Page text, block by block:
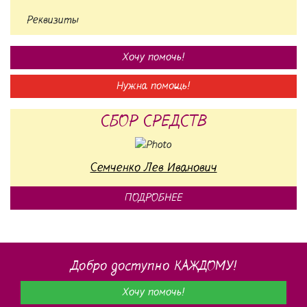
Реквизиты
Хочу помочь!
Нужна помощь!
СБОР СРЕДСТВ
Семченко Лев Иванович
ПОДРОБНЕЕ
Добро доступно КАЖДОМУ!
Хочу помочь!